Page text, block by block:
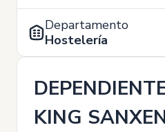
Departamento
Hostelería
KING